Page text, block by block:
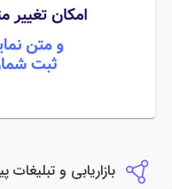
بازاریابی و تبلیغات